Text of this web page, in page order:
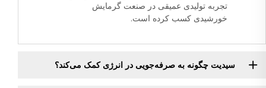
تجربه تولیدی عمیقی در صنعت گرمایش
خورشیدی کسب کرده است.
سیدیت چگونه به صرفه‌جویی در انرژی کمک می‌کند؟